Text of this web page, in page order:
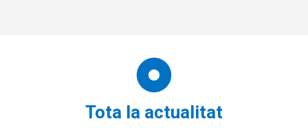
Tota la actualitat